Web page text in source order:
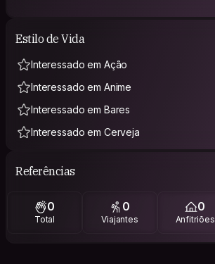
Estilo de Vida
Interessado em Ação
Interessado em Anime
Interessado em Bares
Interessado em Cerveja
Referências
0
Total
0
Viajantes
0
Anfitriões